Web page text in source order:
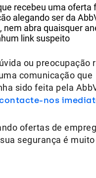
recebeu uma oferta
alegando ser da
nem abra quaisquer
link suspeito
ou preocupação
comunicação que
sido feita pela
nos
ofertas de
segurança é